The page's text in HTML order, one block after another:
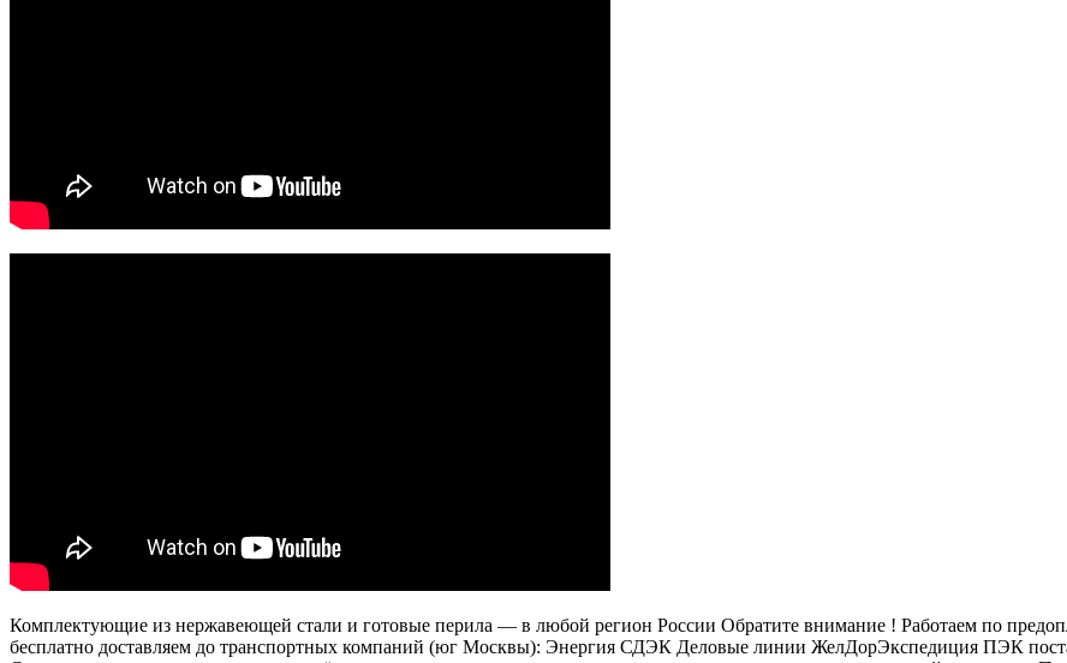
Комплектующие из нержавеющей стали и готовые перила — в любой регион России Обратите внимание ! Работаем по
бесплатно доставляем до транспортных компаний (юг Москвы): Энергия СДЭК Деловые линии ЖелДорЭкспедиция ПЭК